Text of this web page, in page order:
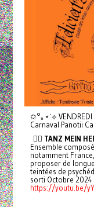
✩°｡⋆˙⟡
Carnaval Panotii
❤️‍🔥 TANZ MEIN
Ensemble
notamment
proposer de
teintées de
sorti Octobre 2024
https://youtu.be/